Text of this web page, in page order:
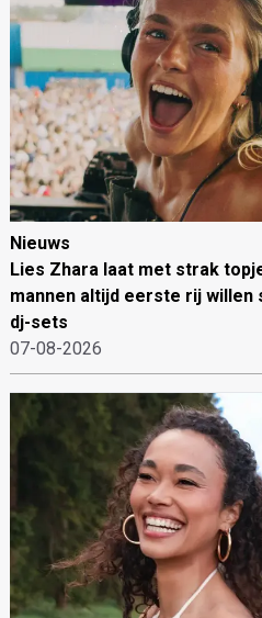
Nieuws
Lies Zhara laat met strak
mannen altijd eerste rij willen
dj-sets
07-08-2026